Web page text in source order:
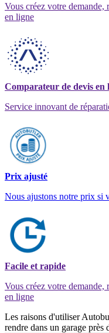
Vous créez votre demande,
en ligne
Comparateur de devis en
Service innovant de
Prix ajusté
Nous ajustons notre prix si
Facile et rapide
Vous créez votre demande,
en ligne
Les raisons d'utiliser
rendre dans un garage près